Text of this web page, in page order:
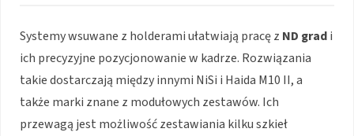
Systemy wsuwane z holderami ułatwiają pracę z ND gradi
ich precyzyjne pozycjonowanie w kadrze. Rozwiązania
takie dostarczają między innymi NiSi i Haida M10 II, a
także marki znane z modułowych zestawów. Ich
przewagą jest możliwość zestawiania kilku szkieł